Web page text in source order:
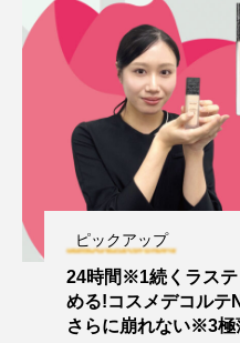
ピックアップ
24時間※1続くラステ
める!コスメデコル
さらに崩れない※3極